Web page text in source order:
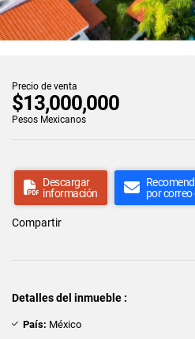
Precio de venta
$13,000,000
Pesos Mexicanos
Descargar
información
por
Compartir
Detalles del inmueble :
País: México